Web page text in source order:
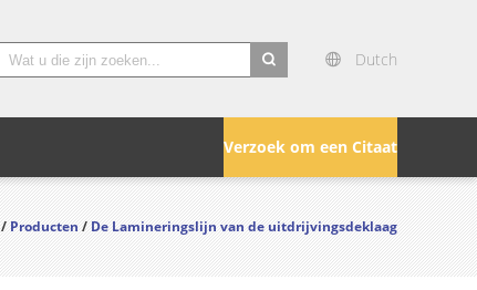
Dutch
Verzoek om een Citaat
/Producten/De Lamineringslijn van de uitdrijvingsdeklaag